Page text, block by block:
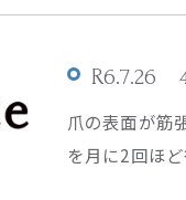
R6.7.26
爪の表面が筋
を月に2回ほ